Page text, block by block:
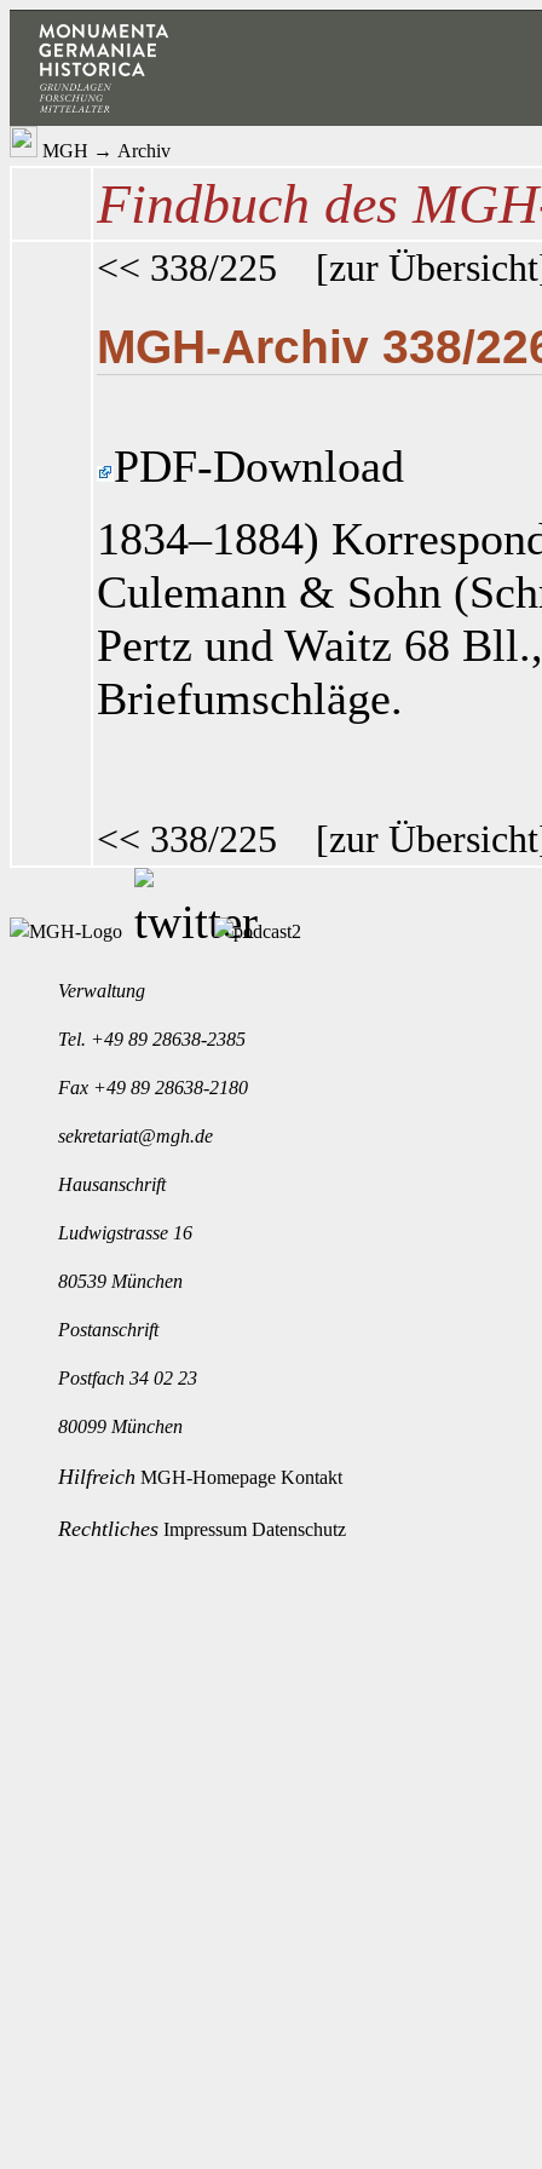
MGH → Archiv
Findbuch des
<< 338/225 [zur Übersicht
MGH-Archiv 338/
PDF-Download
1834–1884)
Culemann & Sohn
Pertz und Waitz 68
Briefumschläge.
<< 338/225 [zur Übersicht
Verwaltung
Tel. +49 89 28638-2385
Fax +49 89 28638-2180
sekretariat@mgh.de
Hausanschrift
Ludwigstrasse 16
80539 München
Postanschrift
Postfach 34 02 23
80099 München
Hilfreich MGH-Homepage Kontakt
Rechtliches Impressum Datenschutz